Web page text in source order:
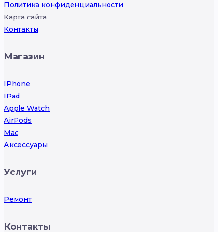
Политика конфиденциальности
Карта сайта
Контакты
Магазин
IPhone
IPad
Apple Watch
AirPods
Mac
Аксессуары
Услуги
Ремонт
Контакты